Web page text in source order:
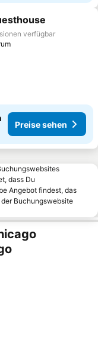
hinzufügen
verfügbar
Preise sehen
dass Du
Angebot findest, das
Buchungswebsite